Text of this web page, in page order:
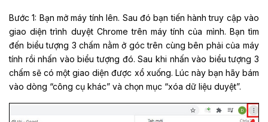
Bước 1: Bạn mở máy tính lên. Sau đó bạn tiến hành truy cập vào
giao diện trình duyệt Chrome trên máy tính của mình. Bạn tìm
đến biểu tượng 3 chấm nằm ở góc trên cùng bên phải của máy
tính rồi nhấn vào biểu tượng đó. Sau khi nhấn vào biểu tượng 3
chấm sẽ có một giao diện được xổ xuống. Lúc này bạn hãy bám
vào dòng “công cụ khác” và chọn mục “xóa dữ liệu duyệt”.